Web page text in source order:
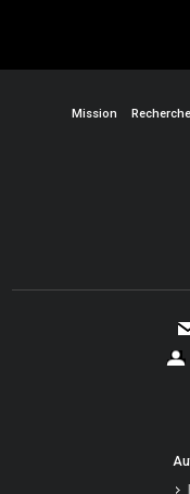
Mission Recherche